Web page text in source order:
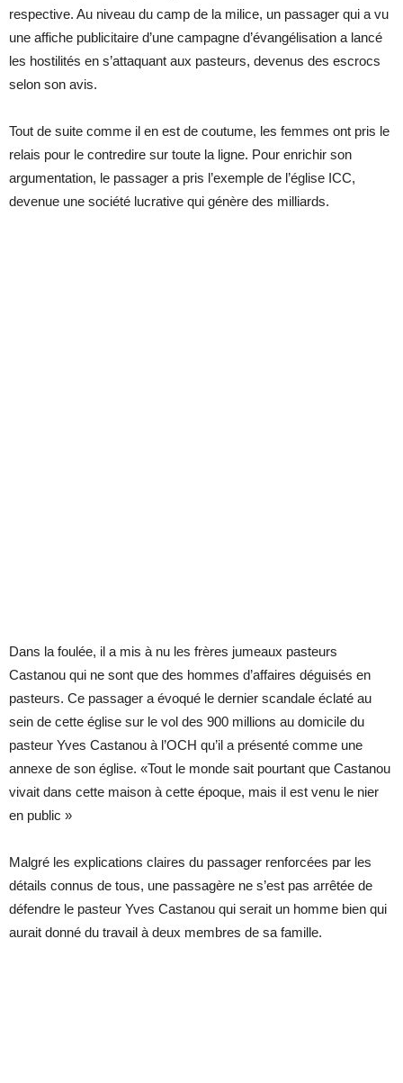
respective. Au niveau du camp de la milice, un passager qui a vu
une affiche publicitaire d’une campagne d’évangélisation a lancé
les hostilités en s’attaquant aux pasteurs, devenus des escrocs
selon son avis.
Tout de suite comme il en est de coutume, les femmes ont pris le
relais pour le contredire sur toute la ligne. Pour enrichir son
argumentation, le passager a pris l’exemple de l’église ICC,
devenue une société lucrative qui génère des milliards.
Dans la foulée, il a mis à nu les frères jumeaux pasteurs
Castanou qui ne sont que des hommes d’affaires déguisés en
pasteurs. Ce passager a évoqué le dernier scandale éclaté au
sein de cette église sur le vol des 900 millions au domicile du
pasteur Yves Castanou à l’OCH qu’il a présenté comme une
annexe de son église. «Tout le monde sait pourtant que Castanou
vivait dans cette maison à cette époque, mais il est venu le nier
en public »
Malgré les explications claires du passager renforcées par les
détails connus de tous, une passagère ne s’est pas arrêtée de
défendre le pasteur Yves Castanou qui serait un homme bien qui
aurait donné du travail à deux membres de sa famille.